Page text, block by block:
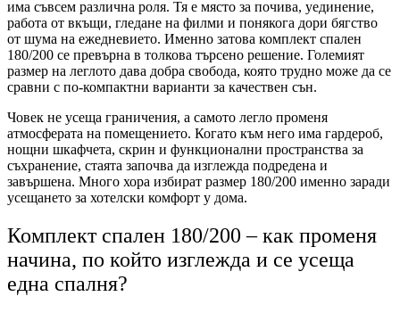
има съвсем различна роля. Тя е място за почива, уединение,
работа от вкъщи, гледане на филми и понякога дори бягство
от шума на ежедневието. Именно затова комплект спален
180/200 се превърна в толкова търсено решение. Големият
размер на леглото дава добра свобода, която трудно може да се
сравни с по-компактни варианти за качествен сън.
Човек не усеща граничения, а самото легло променя
атмосферата на помещението. Когато към него има гардероб,
нощни шкафчета, скрин и функционални пространства за
съхранение, стаята започва да изглежда подредена и
завършена. Много хора избират размер 180/200 именно заради
усещането за хотелски комфорт у дома.
Комплект спален 180/200 – как променя
начина, по който изглежда и се усеща
една спалня?